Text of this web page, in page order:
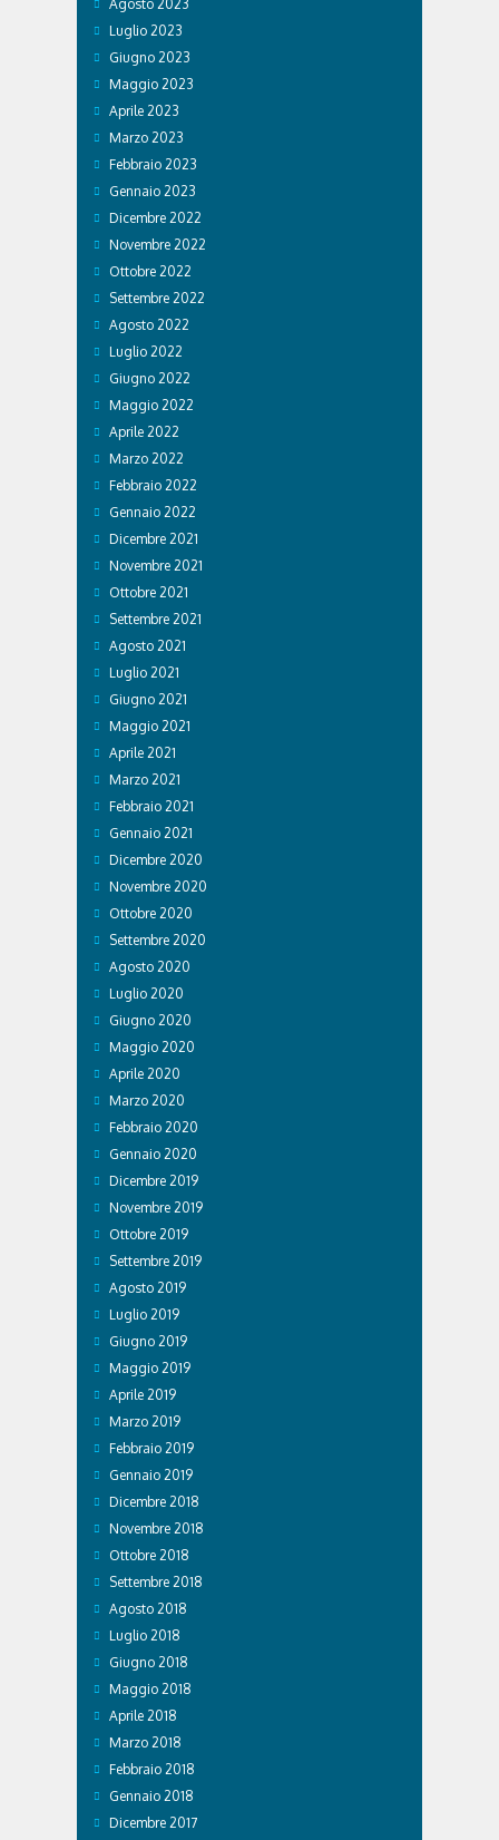
Agosto 2023
Luglio 2023
Giugno 2023
Maggio 2023
Aprile 2023
Marzo 2023
Febbraio 2023
Gennaio 2023
Dicembre 2022
Novembre 2022
Ottobre 2022
Settembre 2022
Agosto 2022
Luglio 2022
Giugno 2022
Maggio 2022
Aprile 2022
Marzo 2022
Febbraio 2022
Gennaio 2022
Dicembre 2021
Novembre 2021
Ottobre 2021
Settembre 2021
Agosto 2021
Luglio 2021
Giugno 2021
Maggio 2021
Aprile 2021
Marzo 2021
Febbraio 2021
Gennaio 2021
Dicembre 2020
Novembre 2020
Ottobre 2020
Settembre 2020
Agosto 2020
Luglio 2020
Giugno 2020
Maggio 2020
Aprile 2020
Marzo 2020
Febbraio 2020
Gennaio 2020
Dicembre 2019
Novembre 2019
Ottobre 2019
Settembre 2019
Agosto 2019
Luglio 2019
Giugno 2019
Maggio 2019
Aprile 2019
Marzo 2019
Febbraio 2019
Gennaio 2019
Dicembre 2018
Novembre 2018
Ottobre 2018
Settembre 2018
Agosto 2018
Luglio 2018
Giugno 2018
Maggio 2018
Aprile 2018
Marzo 2018
Febbraio 2018
Gennaio 2018
Dicembre 2017